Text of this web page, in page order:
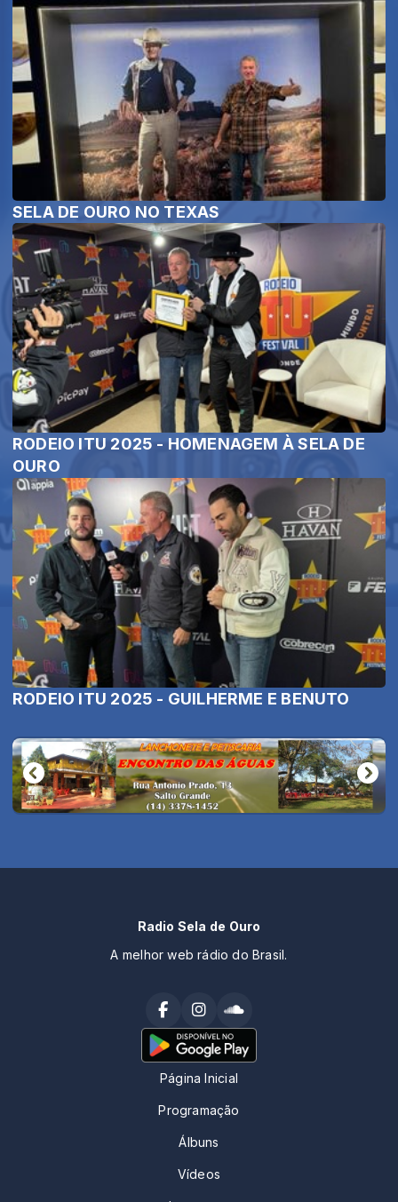
SELA DE OURO NO TEXAS
RODEIO ITU 2025 - HOMENAGEM À SELA DE
OURO
RODEIO ITU 2025 - GUILHERME E BENUTO
Radio Sela de Ouro
A melhor web rádio do Brasil.
Página Inicial
Programação
Álbuns
Vídeos